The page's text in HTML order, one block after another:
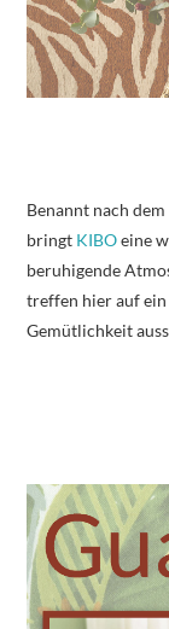
Benannt nach
bringt KIBOeine
beruhigende
treffen hier auf ein
Gemütlichkeit